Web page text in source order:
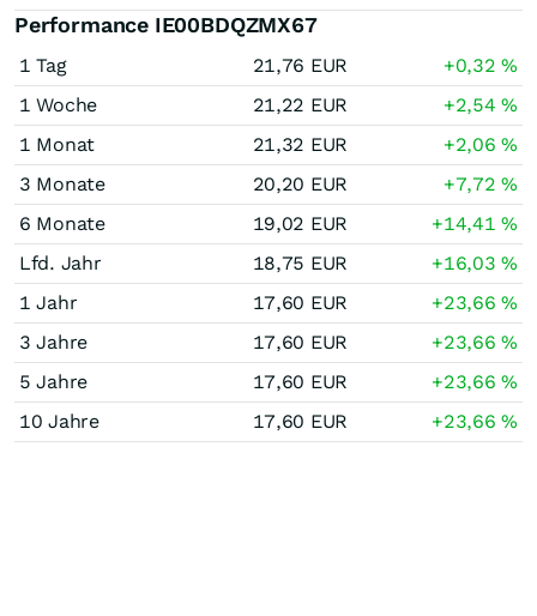
Performance IE00BDQZMX67
1 Tag 21,76 EUR +0,32%
1 Woche
21,22 EUR +2,54%
1 Monat
21,32 EUR +2,06%
3 Monate
20,20 EUR +7,72%
6 Monate
19,02 EUR +14,41%
Lfd. Jahr
18,75 EUR +16,03%
1 Jahr
17,60 EUR +23,66%
3 Jahre
17,60 EUR +23,66%
5 Jahre
17,60 EUR +23,66%
10 Jahre
17,60 EUR +23,66%